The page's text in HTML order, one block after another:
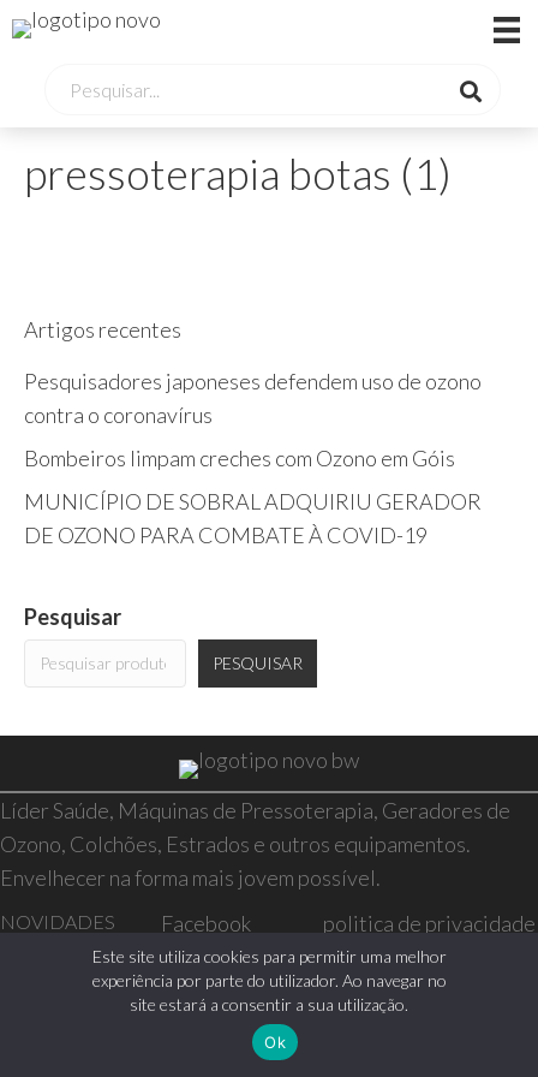
pressoterapia botas (1)
Artigos recentes
Pesquisadores japoneses defendem uso de ozono
contra o coronavírus
Bombeiros limpam creches com Ozono em Góis
MUNICÍPIO DE SOBRAL ADQUIRIU GERADOR
DE OZONO PARA COMBATE À COVID-19
Pesquisar
PESQUISAR
Líder Saúde, Máquinas de Pressoterapia, Geradores de
Ozono, Colchões, Estrados e outros equipamentos.
Envelhecer na forma mais jovem possível.
NOVIDADES
SAÚDE E BEM-
Facebook
Instagram
politica de privacidade
resolução de conflitos
livro de reclamações
Este site utiliza cookies para permitir uma melhor
experiência por parte do utilizador. Ao navegar no
site estará a consentir a sua utilização.
Ok